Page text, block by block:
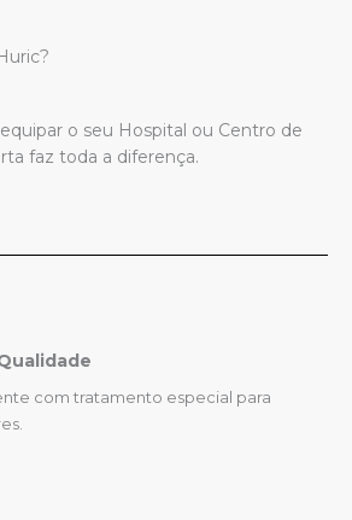
o seu Hospital ou Centro de
faz toda a diferença.
com tratamento especial para